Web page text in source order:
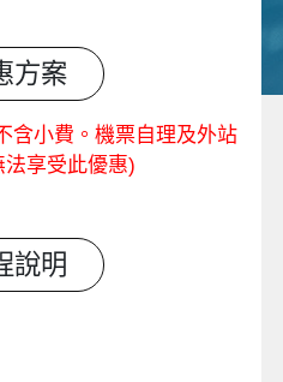
方案
含小費。機票自理及外站
法享受此優惠)
說明